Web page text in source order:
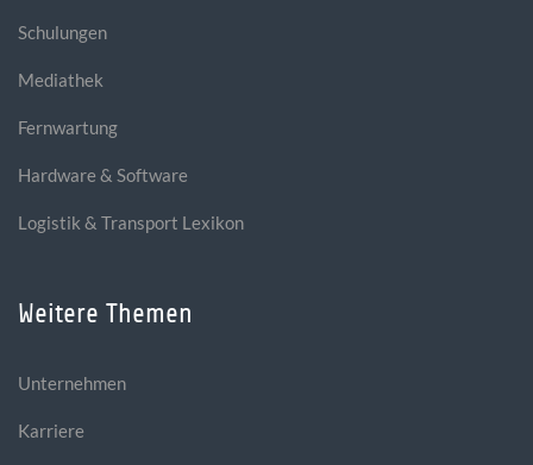
Schulungen
Mediathek
Fernwartung
Hardware & Software
Logistik & Transport Lexikon
Weitere Themen
Unternehmen
Karriere